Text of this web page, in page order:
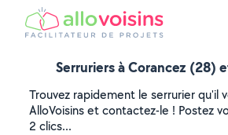
Serruriers à Corancez (28)
Trouvez rapidement le serrurier qu'il
AlloVoisins et contactez-le ! Postez
2 clics...